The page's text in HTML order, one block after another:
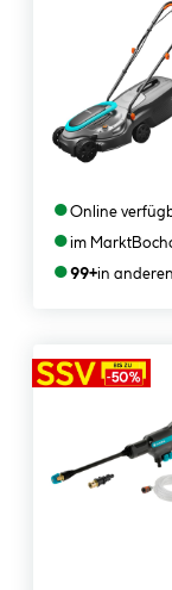
●Online
●im Markt
●99+in